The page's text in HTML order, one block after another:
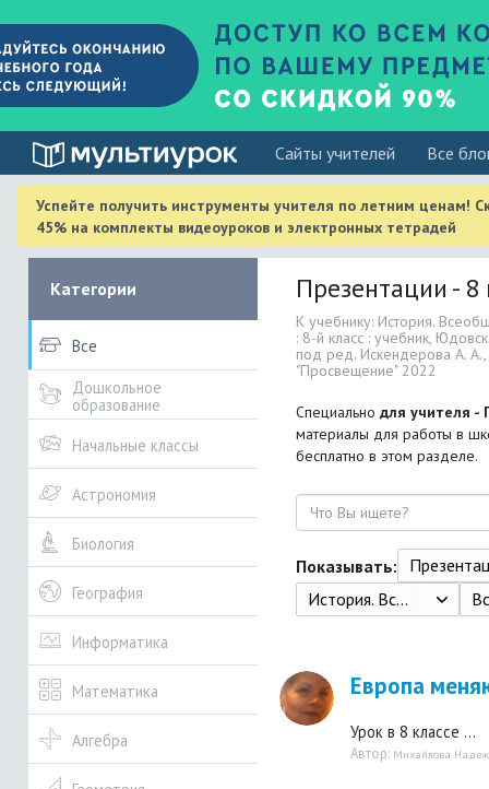
Cайты учителей Все
Успейте получить инструменты учителя по летним ценам!
45% на комплекты видеоуроков и электронных тетрадей
Категории
Все
Дошкольное
образование
Начальные классы
Астрономия
Биология
География
Информатика
Математика
Алгебра
Презентации - 8
К учебнику: История.
: 8-й класс : учебник,
под ред. Искендерова А.
"Просвещение" 2022
Специально для учителя -
материалы для работы в
бесплатно в этом разделе.
Поиск
Показывать:
История. Всеобщая история. История Нового времени. XVIII век : 8-й класс : учебник, Юдовская А. Я., Баранов П. А., Ванюшкина Л. М. и др. ; под ред. Искендерова А. А., Акционерное общество "Издательство "Просвещение" 2022
Европа
Урок в 8 классе ...
Автор: Михайлова